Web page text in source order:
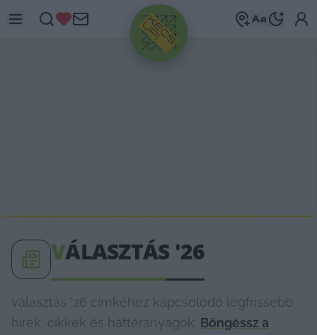
HIRDETÉS
VÁLASZTÁS '26
választás '26 címkéhez kapcsolódó legfrissebb
hírek, cikkek és háttéranyagok. Böngéssz a